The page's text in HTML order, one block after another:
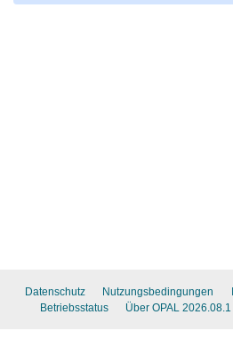
Datenschutz Nutzungsbedingungen
Betriebsstatus
Über OPAL 2026.08.1